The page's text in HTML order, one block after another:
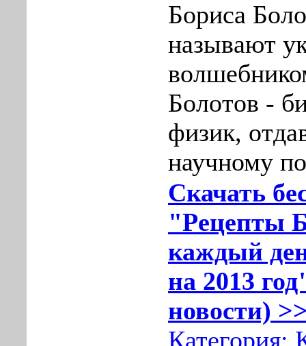
Бориса
называют
Болотов -
физик,
научному
Скачать
"Рецепты
каждый
на 2013
новости)
Категория: